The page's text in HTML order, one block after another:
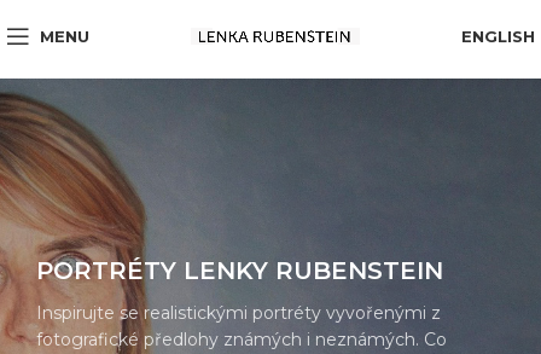
MENU ENGLISH
PORTRÉTY LENKY RUBENSTEIN
Inspirujte se realistickými portréty vyvořenými z
fotografické předlohy známých i neznámých. Co